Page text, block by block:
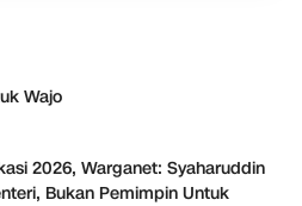
Wajo
2026, Warganet: Syaharuddin
Bukan Pemimpin Untuk